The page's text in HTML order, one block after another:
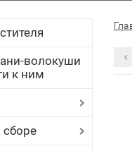
волокуши
к ним
сборе